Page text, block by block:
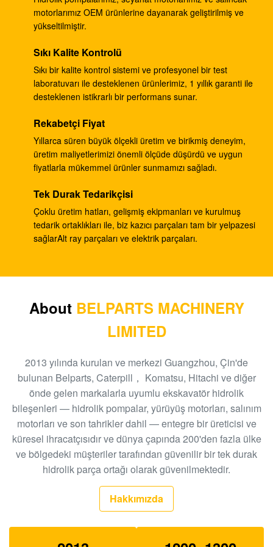
Ekskavatör DH220-5 DH220-7 seyahat şanzıman
EC210 SANY235 S220LC-5
document.title='
Ekskavatör hidrolik ana pompa DH370-9 370-9 dişli
pompa DH370-7 370-7 K9005449 pilot pompa
Ekskavatör SH265 SH260 ​​seyahat şanzımanı E110B
995351 şanzıman redüksiyonu
Ekskavatör PSVD2-17E hidrolik ram pompası PSVD2
Ekskavatör E312V1 E312V2 hareket azaltma
1107079 1107080 seyahat şanzımanı
Ekskavatör K1011413A seyahat şanzımanı DH258-7
31N3-40040 Seyahat dişli kutusu
Ekskavatör pilot pompası PC40-6 ram pompası PC40
Ekskavatör dişli pompası EC480D EC360 hidrolik
SA7220-00510 ana pompa
Ekskavatör EC140B XCM150 seyahat şanzımanı
MBEB170 VOE14573820 seyahat azaltma
Ekskavatör EC460 pilot pompası hidrolik dişli
pompası SA8230-08830 ram pompası
Ekskavatör SK140-8 SK140SR Seyahat Şanzımanı
E325C E324 200-3343 için Belparts SBS140
motorlarımız OEM ürünlerine dayanarak geliştirilmiş ve
yükseltilmiştir.
Sıkı Kalite Kontrolü
Sıkı bir kalite kontrol sistemi ve profesyonel bir test
laboratuvarı ile desteklenen ürünlerimiz, 1 yıllık garanti ile
desteklenen istikrarlı bir performans sunar.
Rekabetçi Fiyat
Yıllarca süren büyük ölçekli üretim ve birikmiş deneyim,
üretim maliyetlerimizi önemli ölçüde düşürdü ve uygun
fiyatlarla mükemmel ürünler sunmamızı sağladı.
Tek Durak Tedarikçisi
Çoklu üretim hatları, gelişmiş ekipmanları ve kurulmuş
tedarik ortaklıkları ile, biz kazıcı parçaları tam bir yelpazesi
sağlarAlt ray parçaları ve elektrik parçaları.
About BELPARTS MACHINERY
LIMITED
2013 yılında kurulan ve merkezi Guangzhou, Çin'de
bulunan Belparts, Caterpill， Komatsu, Hitachi ve diğer
önde gelen markalarla uyumlu ekskavatör hidrolik
bileşenleri — hidrolik pompalar, yürüyüş motorları, salınım
motorları ve son tahrikler dahil — entegre bir üreticisi ve
küresel ihracatçısıdır ve dünya çapında 200'den fazla ülke
ve bölgedeki müşteriler tarafından güvenilir bir tek durak
hidrolik parça ortağı olarak güvenilmektedir.
Hakkımızda